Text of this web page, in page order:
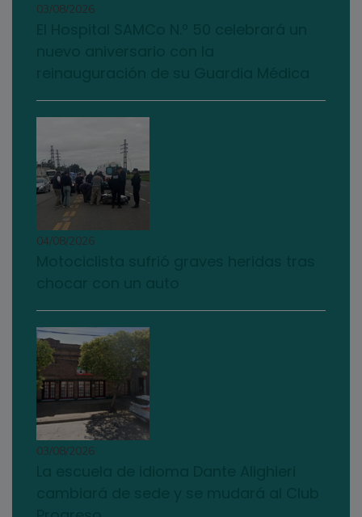
03/08/2026
04/08/2026
03/08/2026